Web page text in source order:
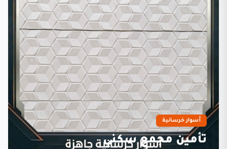
أسوار خرسانية
تأمين مجمع سكني